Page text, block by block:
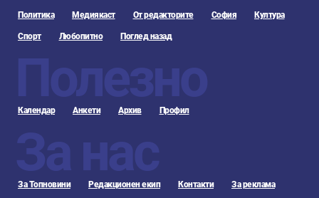
Политика Медиякаст От редакторите София Култура
Спорт Любопитно Поглед назад
Полезно
Календар Анкети Архив Профил
За нас
За Топновини Редакционен екип Контакти За реклама